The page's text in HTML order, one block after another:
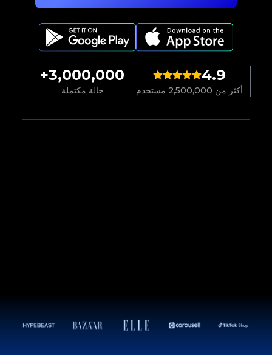
4.9
أكثر من 2,500,000 مستخدم
3,000,000+
حالة مكتملة